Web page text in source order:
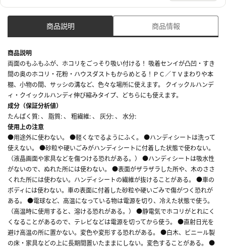
商品説明 商品情報
商品説明
両面のもふもふが、ホコリをごっそり吸い付ける！ 吸着センイが凸凹・すき
間の奥のホコリ・花粉・ハウスダストもからめとる！ＰＣ／ＴＶまわりや本
棚、小物の間、サッシの溝など、色々な場所に使えます。 クイックルハンデ
ィ・クイックルハンディ伸び縮みタイプ、どちらにも使えます。
成分（保証分析値）
たんぱく質: 、 脂質: 、 粗繊維: 、 灰分: 、 水分:
使用上の注意
●用途外に使わない。 ●軽くなでるようにふく。 ●ハンディシートは洗って
使えない。 ●砂粒や硬いごみがハンディシートに付着した状態で使わない。
（液晶画面や家具などを傷つける恐れがある。） ●ハンディシートは吸水性
がないので、ぬれた所には使わない。 ●表面がザラザラした所や、木のささ
くれた所には使わない。ハンディシートの繊維が抜けることがある。 ●車の
ボディには使わない。車の表面に付着した砂粒や硬いごみで傷がつく恐れが
ある。 ●電球など、高温になっている物は電源を切り、冷えた状態で使う。
（高温時に使用すると、溶ける恐れがある。） ●静電気でホコリがとれにく
くなることがあるので、テレビなどは電源を切ってから使う。 ●直射日光を
避け高温の所に置かない。変色や変形する恐れがある。 ●白木、ビニール製
の床・家具などの上に長期間置いたままにしない。変色することがある。 ●